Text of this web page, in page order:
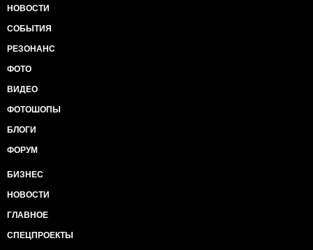
НОВОСТИ
СОБЫТИЯ
РЕЗОНАНС
ФОТО
ВИДЕО
ФОТОШОПЫ
БЛОГИ
ФОРУМ
БИЗНЕС
НОВОСТИ
ГЛАВНОЕ
СПЕЦПРОЕКТЫ